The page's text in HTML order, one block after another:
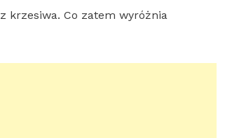
krzesiwa. Co zatem wyróżnia